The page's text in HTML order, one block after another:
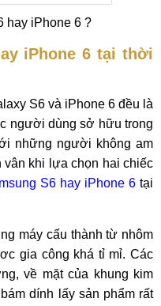
hay iPhone 6 ?
iPhone 6 tại thời
S6 và iPhone 6 đều là
người dùng sở hữu trong
những người không am
vân khi lựa chọn hai chiếc
S6 hay iPhone 6tại
máy cấu thành từ nhôm
gia công khá tỉ mỉ. Các
về mặt của khung kim
dính lấy sản phẩm rất